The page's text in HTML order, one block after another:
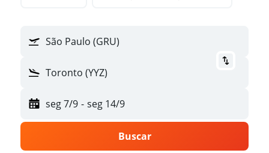
São Paulo (GRU)
Toronto (YYZ)
seg 7/9 - seg 14/9
Buscar